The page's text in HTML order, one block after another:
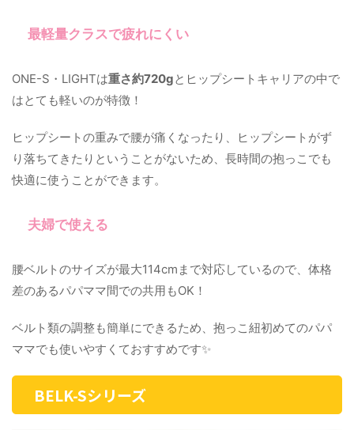
最軽量クラスで疲れにくい
ONE-S・LIGHTは重さ約720gとヒップシートキャリアの中で
はとても軽いのが特徴！
ヒップシートの重みで腰が痛くなったり、ヒップシートがず
り落ちてきたりということがないため、長時間の抱っこでも
快適に使うことができます。
夫婦で使える
腰ベルトのサイズが最大114cmまで対応しているので、体格
差のあるパパママ間での共用もOK！
ベルト類の調整も簡単にできるため、抱っこ紐初めてのパパ
ママでも使いやすくておすすめです✨
BELK-Sシリーズ